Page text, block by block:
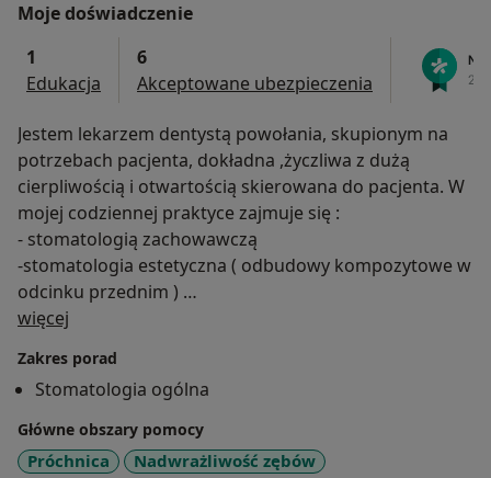
Moje doświadczenie
1
Edukacja
6
Akceptowane ubezpieczenia
Jestem lekarzem dentystą powołania, skupionym na
potrzebach pacjenta, dokładna ,życzliwa z dużą
cierpliwością i otwartością skierowana do pacjenta. W
mojej codziennej praktyce zajmuje się :
- stomatologią zachowawczą
-stomatologia estetyczna ( odbudowy kompozytowe w
odcinku przednim )
-protetyką
przeprowadzanie zabiegów kompleksowej higienizacji
)
-stomatologia dziecięcą .
Pracuje w dwóch nowoczesnych gabinetach . Mam
więcej
Zakres porad
Stomatologia ogólna
Główne obszary pomocy
Próchnica
Nadwrażliwość zębów